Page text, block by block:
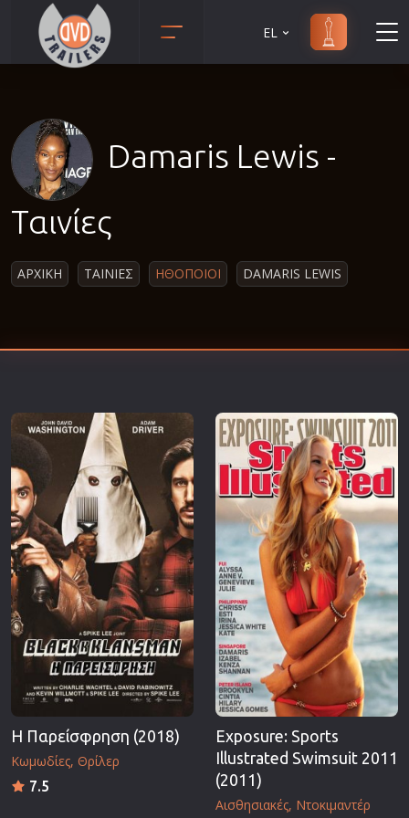
Αισθησιακές
Γουέστερν
Επιστημονικής Φαντασίας
Εποχής
Ερωτικές
Ευρωπαικός Κινηματογράφος
Θρησκευτικές
Θρίλερ
Ιστορικές
Καταστροφής
Κλασσικές
EL
Damaris Lewis -
Ταινίες
ΑΡΧΙΚΗ ΤΑΙΝΙΕΣ ΗΘΟΠΟΙΟΙ DAMARIS LEWIS
H Παρείσφρηση (2018)
Κωμωδίες Θρίλερ
7.5
Exposure: Sports
Illustrated Swimsuit 2011
(2011)
Αισθησιακές Ντοκιμαντέρ